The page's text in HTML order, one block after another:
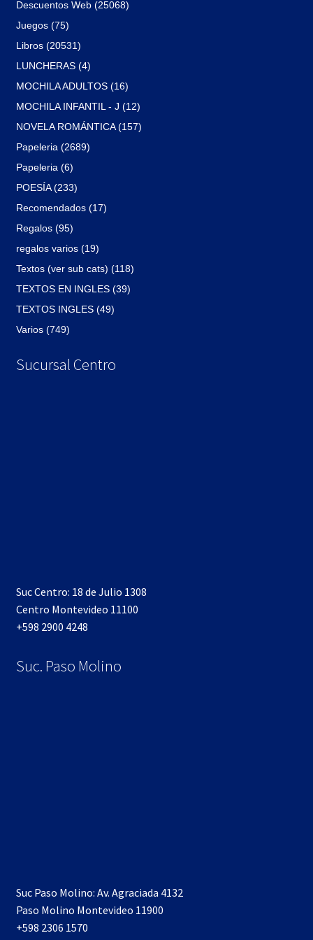
Descuentos Web (25068)
Juegos (75)
Libros (20531)
LUNCHERAS (4)
MOCHILA ADULTOS (16)
MOCHILA INFANTIL - J (12)
NOVELA ROMÁNTICA (157)
Papeleria (2689)
Papeleria (6)
POESÍA (233)
Recomendados (17)
Regalos (95)
regalos varios (19)
Textos (ver sub cats) (118)
TEXTOS EN INGLES (39)
TEXTOS INGLES (49)
Varios (749)
Sucursal Centro
Suc Centro: 18 de Julio 1308
Centro Montevideo 11100
+598 2900 4248
Suc. Paso Molino
Suc Paso Molino: Av. Agraciada 4132
Paso Molino Montevideo 11900
+598 2306 1570